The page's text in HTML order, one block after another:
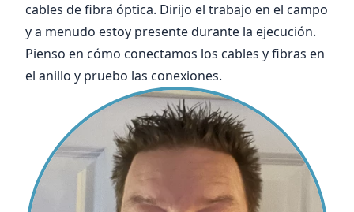
cables de fibra óptica. Dirijo el trabajo en el campo
y a menudo estoy presente durante la ejecución.
Pienso en cómo conectamos los cables y fibras en
el anillo y pruebo las conexiones.